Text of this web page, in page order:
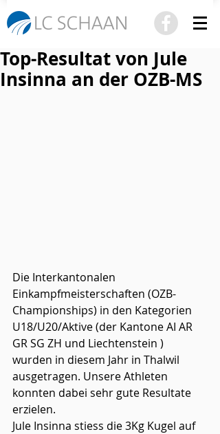
Top-Resultat von Jule
Insinna an der OZB-MS
Die Interkantonalen
Einkampfmeisterschaften (OZB-
Championships) in den Kategorien
U18/U20/Aktive (der Kantone AI AR
GR SG ZH und Liechtenstein )
wurden in diesem Jahr in Thalwil
ausgetragen. Unsere Athleten
konnten dabei sehr gute Resultate
erzielen.
Jule Insinna stiess die 3Kg Kugel auf